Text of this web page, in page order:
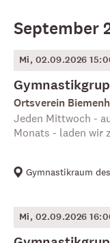
September
Mi, 02.09.2026
Ortsverein
Jeden Mittwoch -
Monats - laden wir
Gymnastikraum
Mi, 02.09.2026